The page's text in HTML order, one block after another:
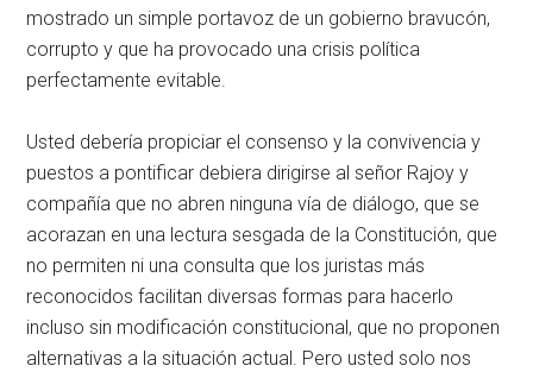
mostrado un simple portavoz de un gobierno bravucón,
corrupto y que ha provocado una crisis política
perfectamente evitable.
Usted debería propiciar el consenso y la convivencia y
puestos a pontificar debiera dirigirse al señor Rajoy y
compañía que no abren ninguna vía de diálogo, que se
acorazan en una lectura sesgada de la Constitución, que
no permiten ni una consulta que los juristas más
reconocidos facilitan diversas formas para hacerlo
incluso sin modificación constitucional, que no proponen
alternativas a la situación actual. Pero usted solo nos